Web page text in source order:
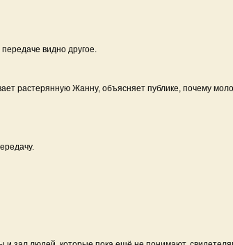
видно другое.
растерянную Жанну, объясняет публике, почему